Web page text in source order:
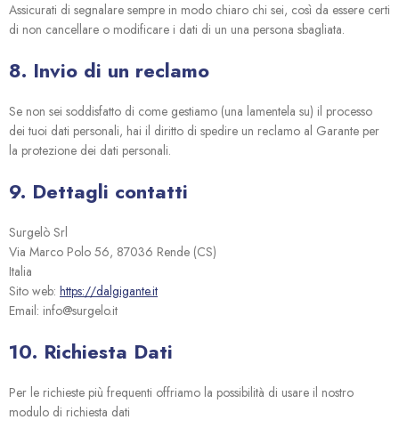
Assicurati di segnalare sempre in modo chiaro chi sei, così da essere certi
di non cancellare o modificare i dati di un una persona sbagliata.
8. Invio di un reclamo
Se non sei soddisfatto di come gestiamo (una lamentela su) il processo
dei tuoi dati personali, hai il diritto di spedire un reclamo al Garante per
la protezione dei dati personali.
9. Dettagli contatti
Surgelò Srl
Via Marco Polo 56, 87036 Rende (CS)
Italia
Sito web: https://dalgigante.it
Email: info@surgelo.it
10. Richiesta Dati
Per le richieste più frequenti offriamo la possibilità di usare il nostro
modulo di richiesta dati